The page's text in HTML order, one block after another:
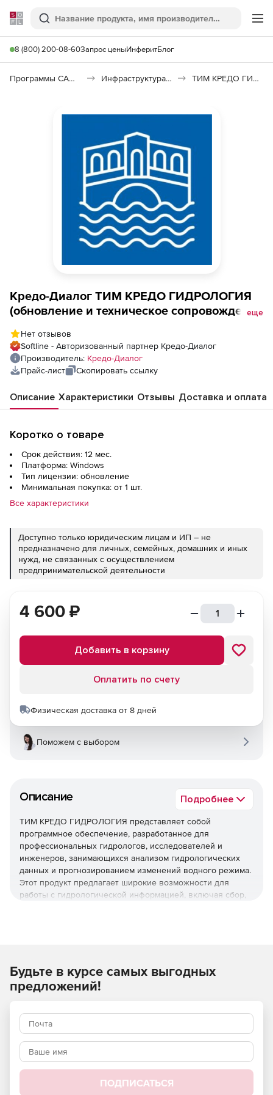
Softline
Поиск
8 (800) 200-08-60Запрос ценыИнферитБлог
Программы САПР и ГИС Инфраструктура: изыскания, генплан, транспорт ТИМ КРЕДО ГИДРОЛОГИЯ
Кредо-Диалог ТИМ КРЕДО ГИДРОЛОГИЯ
(обновление и техническое сопровождение
лицензией ТИМ КРЕДО
еще
Нет отзывов
Softline - Авторизованный партнер Кредо-Диалог
Производитель: Кредо-Диалог
Прайс-лист
Скопировать ссылку
Описание Характеристики Отзывы Доставка и оплата
Коротко о товаре
Срок действия: 12 мес.
Платформа: Windows
Тип лицензии: обновление
Минимальная покупка: от 1 шт.
Все характеристики
Доступно только юридическим лицам и ИП – не
предназначено для личных, семейных, домашних и иных
нужд, не связанных с осуществлением
предпринимательской деятельности
Описание Подробнее
ТИМ КРЕДО ГИДРОЛОГИЯ представляет собой
программное обеспечение, разработанное для
профессиональных гидрологов, исследователей и
инженеров, занимающихся анализом гидрологических
данных и прогнозированием изменений водного режима.
Этот продукт предлагает широкие возможности для
работы с гидрологической информацией, включая сбор,
Импорт и экспорт различных форматов данных
гидрологических измерений;
Обработка временных рядов для анализа
долгосрочных тенденций;
Построение графиков и диаграмм для визуализации
Расчеты статистических характеристик речных вод и
4 600 ₽
Добавить в корзину
Оплатить по счету
Физическая доставка от 8 дней
Поможем с выбором
Будьте в курсе самых выгодных
предложений!
ПОДПИСАТЬСЯ